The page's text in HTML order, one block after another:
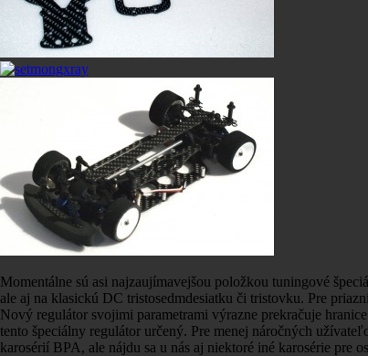
Momentálne sú asi najzaujímavejšou položkou tuningové
ale aj na klasickú DC tristosedmdesiatku či tristovku. Pre
Nový regulátor svojimi parametrami výrazne prekračuje
tento špeciálny regulátor určený. Pre menej náročných
karosérií BPA, ale nájdu sa u nás aj niektoré iné karosérie pre